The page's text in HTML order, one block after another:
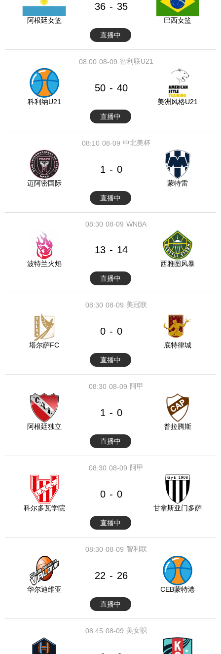
阿根廷女篮
36 - 35
巴西女篮
直播中
08-09
08:00 智利联U21
科利纳U21
50 - 40
美洲风格U21
直播中
08-09
08:10 中北美杯
迈阿密国际
1 - 0
蒙特雷
直播中
08-09
08:30 WNBA
波特兰火焰
13 - 14
西雅图风暴
直播中
08-09
08:30 美冠联
塔尔萨FC
0 - 0
底特律城
直播中
08-09
08:30 阿甲
阿根廷独立
1 - 0
普拉腾斯
直播中
08-09
08:30 阿甲
科尔多瓦学院
0 - 0
甘拿斯亚门多萨
直播中
08-09
08:30 智利联
华尔迪维亚
22 - 26
CEB蒙特港
直播中
08-09
08:45 美女职